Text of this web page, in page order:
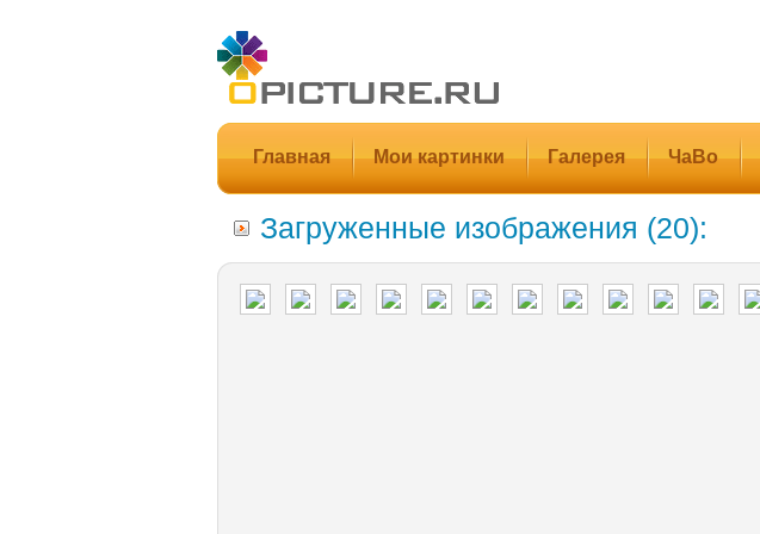
Главная Мои картинки Галерея ЧаВо
Загруженные изображения (20):